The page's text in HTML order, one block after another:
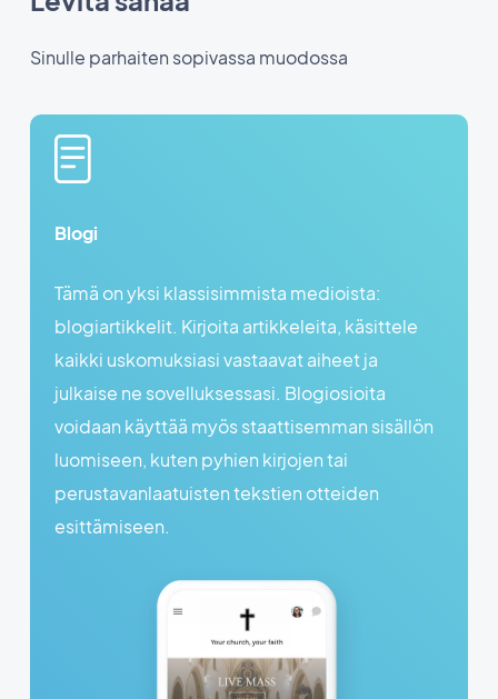
Sinulle parhaiten sopivassa muodossa
Blogi
Tämä on yksi klassisimmista medioista:
blogiartikkelit. Kirjoita artikkeleita, käsittele
kaikki uskomuksiasi vastaavat aiheet ja
julkaise ne sovelluksessasi. Blogiosioita
voidaan käyttää myös staattisemman sisällön
luomiseen, kuten pyhien kirjojen tai
perustavanlaatuisten tekstien otteiden
esittämiseen.